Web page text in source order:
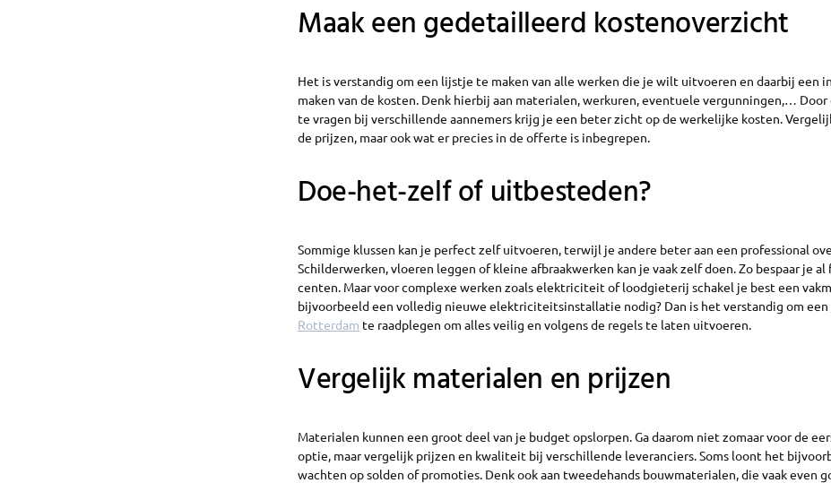
Maak een gedetailleerd kostenoverzicht
Het is verstandig om een lijstje te maken van alle werken die je wilt uitvoeren en daarbij een
maken van de kosten. Denk hierbij aan materialen, werkuren, eventuele vergunningen,…
te vragen bij verschillende aannemers krijg je een beter zicht op de werkelijke kosten.
de prijzen, maar ook wat er precies in de offerte is inbegrepen.
Doe-het-zelf of uitbesteden?
Sommige klussen kan je perfect zelf uitvoeren, terwijl je andere beter aan een professional
Schilderwerken, vloeren leggen of kleine afbraakwerken kan je vaak zelf doen. Zo bespaar je
centen. Maar voor complexe werken zoals elektriciteit of loodgieterij schakel je best een
bijvoorbeeld een volledig nieuwe elektriciteitsinstallatie nodig? Dan is het verstandig om een
Rotterdam te raadplegen om alles veilig en volgens de regels te laten uitvoeren.
Vergelijk materialen en prijzen
Materialen kunnen een groot deel van je budget opslorpen. Ga daarom niet zomaar voor de
optie, maar vergelijk prijzen en kwaliteit bij verschillende leveranciers. Soms loont het
wachten op solden of promoties. Denk ook aan tweedehands bouwmaterialen, die vaak even